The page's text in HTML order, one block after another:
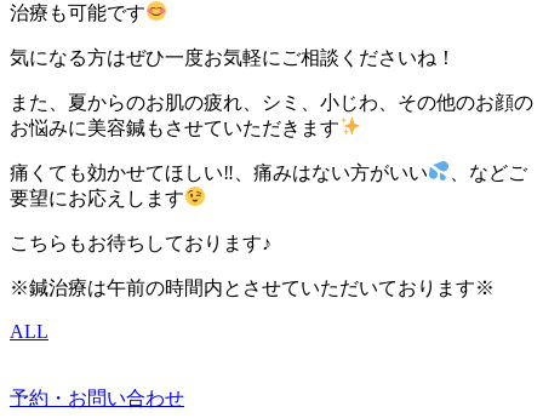
治療も可能です
気になる方はぜひ一度お気軽にご相談くださいね！
また、夏からのお肌の疲れ、シミ、小じわ、その他のお顔の
お悩みに美容鍼もさせていただきます
痛くても効かせてほしい‼、痛みはない方がいい
、などご
要望にお応えします
こちらもお待ちしております♪
※鍼治療は午前の時間内とさせていただいております※
ALL
予約・お問い合わせ